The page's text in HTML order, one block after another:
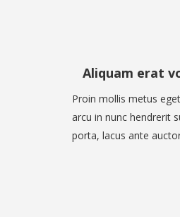
Aliquam erat
Proin mollis metus
arcu in nunc hendrerit
porta, lacus ante